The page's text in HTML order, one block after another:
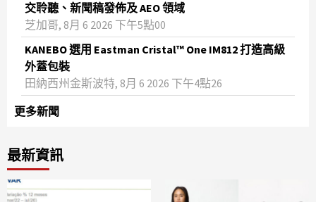
交聆聽、新聞稿發佈及 AEO 領域
芝加哥, 8月 6 2026 下午5點00
KANEBO 選用 Eastman Cristal™ One IM812 打造高級
外蓋包裝
田納西州金斯波特, 8月 6 2026 下午4點26
更多新聞
最新資訊